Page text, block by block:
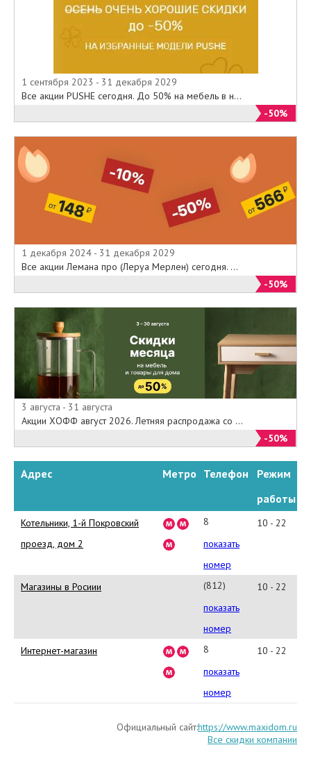
1 сентября 2023 - 31 декабря 2029
Все акции PUSHE сегодня. До 50% на мебель в н...
-50%
1 декабря 2024 - 31 декабря 2029
Все акции Лемана про (Леруа Мерлен) сегодня. ...
-50%
3 августа - 31 августа
Акции ХОФФ август 2026. Летняя распродажа со ...
-50%
Адрес Метро Телефон
Режим
работы
Котельники, 1-й Покровский
проезд, дом 2
8
(495)
645-
57-
79
показать
номер
10 - 22
Магазины в Росиии
(812)
324-
55-
55
показать
номер
10 - 22
Интернет-магазин
8
(495)
645-
79
показать
номер
10 - 22
Официальный сайт:https://www.maxidom.ru
Все скидки компании